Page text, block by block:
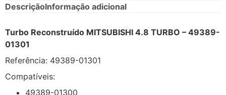
DescriçãoInformação adicional
Turbo Reconstruído MITSUBISHI 4.8 TURBO – 49389-
01301
Referência: 49389-01301
Compatíveis:
49389-01300